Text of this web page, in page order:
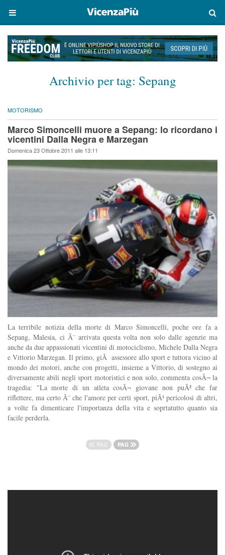
Archivio per tag: Sepang
MOTORISMO
Marco Simoncelli muore a Sepang: lo ricordano i
vicentini Dalla Negra e Marzegan
Domenica 23 Ottobre 2011 alle 13:11
La terribile notizia della morte di Marco Simoncelli, poche ore fa a
Sepang, Malesia, ci Ã¨ arrivata questa volta non solo dalle agenzie ma
anche da due appassionati vicentini di motociclismo, Michele Dalla Negra
e Vittorio Marzegan. Il primo, giÃ assessore allo sport e tuttora vicino al
mondo dei motori, anche con progetti, insieme a Vittorio, di sostegno ai
diversamente abili negli sport motoristici e non solo, commenta cosÃ¬ la
tragedia: "La morte di un atleta cosÃ¬ giovane non puÃ² che far
riflettere, ma certo Ã¨ che l'amore per certi sport, piÃ¹ pericolosi di altri,
a volte fa dimenticare l'importanza della vita e soprtatutto quanto sia
facile perderla.